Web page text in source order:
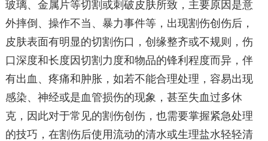
玻璃、金属片等切割或刺破皮肤所致，主要原因是意
外摔倒、操作不当、暴力事件等，出现割伤创伤后，
皮肤表面有明显的切割伤口，创缘整齐或不规则，伤
口深度和长度因切割力度和物品的锋利程度而异，伴
有出血、疼痛和肿胀，如若不能合理处理，容易出现
感染、神经或是血管损伤的现象，甚至失血过多休
克，因此对于常见的割伤创伤，也需要掌握紧急处理
的技巧，在割伤后使用流动的清水或生理盐水轻轻清